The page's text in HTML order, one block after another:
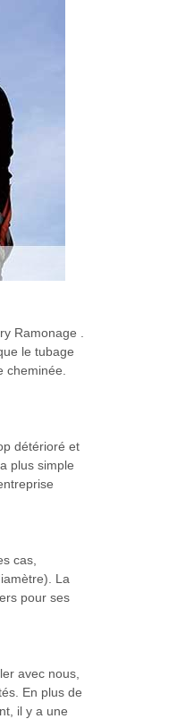
Ramonage .
le tubage
détérioré et
plus simple
cas,
La
pour ses
avec nous,
En plus de
il y a une